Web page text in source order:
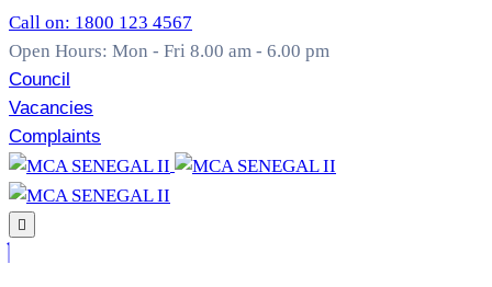
Call on: 1800 123 4567
Open Hours: Mon - Fri 8.00 am - 6.00 pm
Council
Vacancies
Complaints